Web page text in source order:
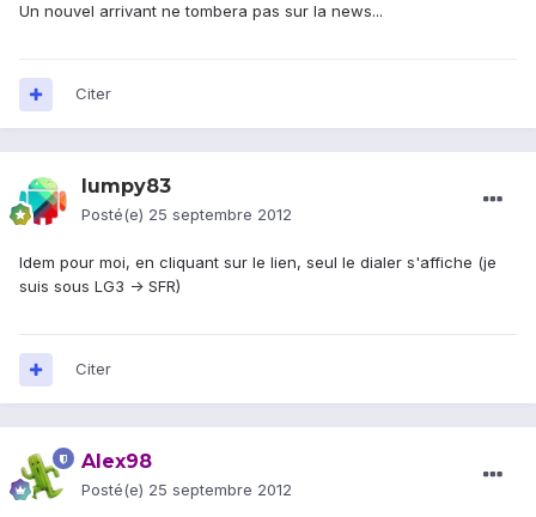
Un nouvel arrivant ne tombera pas sur la news...
Citer
lumpy83
Posté(e) 25 septembre 2012
Idem pour moi, en cliquant sur le lien, seul le dialer s'affiche (je
suis sous LG3 -> SFR)
Citer
Alex98
Posté(e) 25 septembre 2012